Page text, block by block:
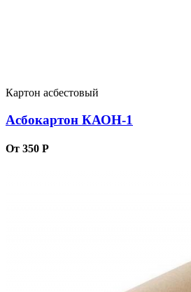
Картон асбестовый
Асбокартон КАОН-1
От 350 Р